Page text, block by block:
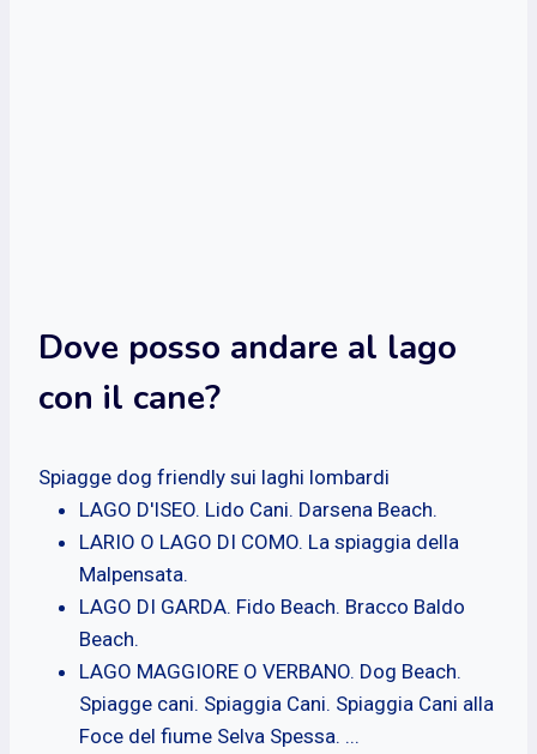
Dove posso andare al lago
con il cane?
Spiagge dog friendly sui laghi lombardi
LAGO D'ISEO. Lido Cani. Darsena Beach.
LARIO O LAGO DI COMO. La spiaggia della
Malpensata.
LAGO DI GARDA. Fido Beach. Bracco Baldo
Beach.
LAGO MAGGIORE O VERBANO. Dog Beach.
Spiagge cani. Spiaggia Cani. Spiaggia Cani alla
Foce del fiume Selva Spessa. ...